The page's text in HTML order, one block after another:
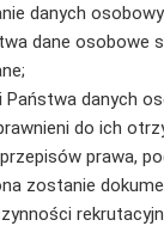
danych
dane osobowe
Państwa danych
do ich
prawa,
zostanie